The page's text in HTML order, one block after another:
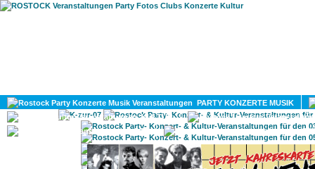
PARTY KONZERTE MUSIK
KULTUR
GAY